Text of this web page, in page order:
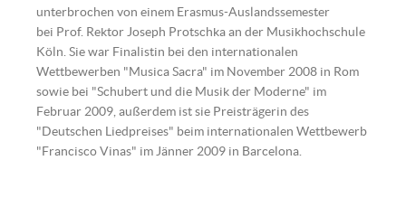
unterbrochen von einem Erasmus-Auslandssemester
bei Prof. Rektor Joseph Protschka an der Musikhochschule
Köln. Sie war Finalistin bei den internationalen
Wettbewerben "Musica Sacra" im November 2008 in Rom
sowie bei "Schubert und die Musik der Moderne" im
Februar 2009, außerdem ist sie Preisträgerin des
"Deutschen Liedpreises" beim internationalen Wettbewerb
"Francisco Vinas" im Jänner 2009 in Barcelona.